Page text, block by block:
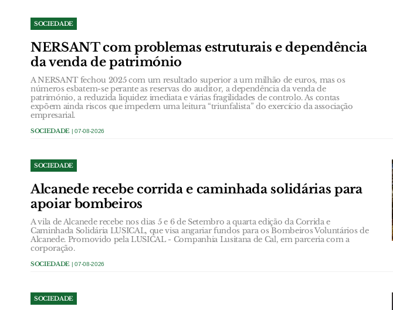
SOCIEDADE
NERSANT com problemas estruturais e dependência
da venda de património
A NERSANT fechou 2025 com um resultado superior a um milhão de euros, mas os
números esbatem-se perante as reservas do auditor, a dependência da venda de
património, a reduzida liquidez imediata e várias fragilidades de controlo. As contas
expõem ainda riscos que impedem uma leitura “triunfalista” do exercício da associação
empresarial.
SOCIEDADE | 07-08-2026
SOCIEDADE
Alcanede recebe corrida e caminhada solidárias para
apoiar bombeiros
A vila de Alcanede recebe nos dias 5 e 6 de Setembro a quarta edição da Corrida e
Caminhada Solidária LUSICAL, que visa angariar fundos para os Bombeiros Voluntários de
Alcanede. Promovido pela LUSICAL - Companhia Lusitana de Cal, em parceria com a
corporação.
SOCIEDADE | 07-08-2026
SOCIEDADE